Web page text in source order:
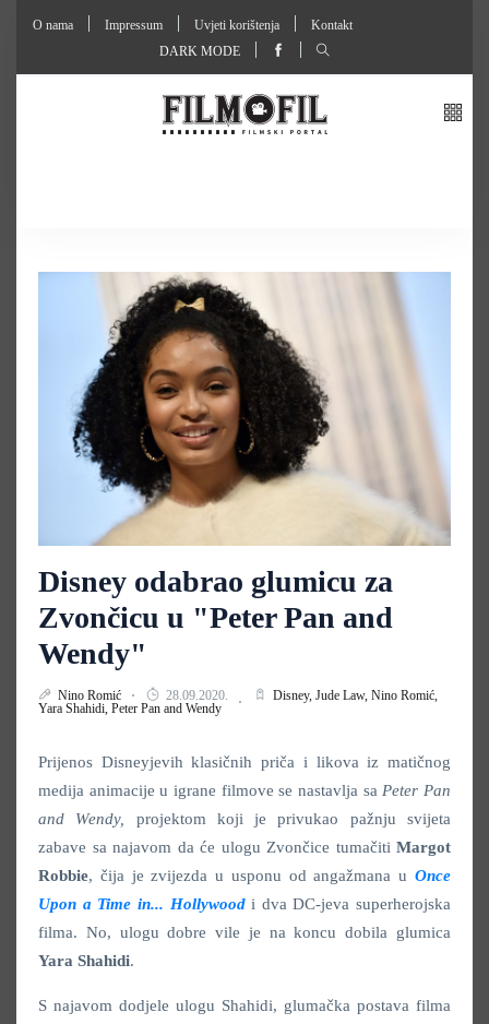
O nama Impressum Uvjeti korištenja
Kontakt
DARK MODE
Disney odabrao glumicu za
Zvončicu u "Peter Pan and
Wendy"
Nino Romić 28.09.2020. Disney, Jude Law, Nino Romić,
Yara Shahidi, Peter Pan and Wendy
Prijenos Disneyjevih klasičnih priča i likova iz matičnog
medija animacije u igrane filmove se nastavlja saPeter Pan
and Wendy, projektom koji je privukao pažnju svijeta
zabave sa najavom da će ulogu Zvončice tumačiti Margot
Robbie, čija je zvijezda u usponu od angažmana u Once
Upon a Time in... Hollywood i dva DC-jeva superherojska
filma. No, ulogu dobre vile je na koncu dobila glumica
Yara Shahidi.
S najavom dodjele ulogu Shahidi, glumačka postava filma